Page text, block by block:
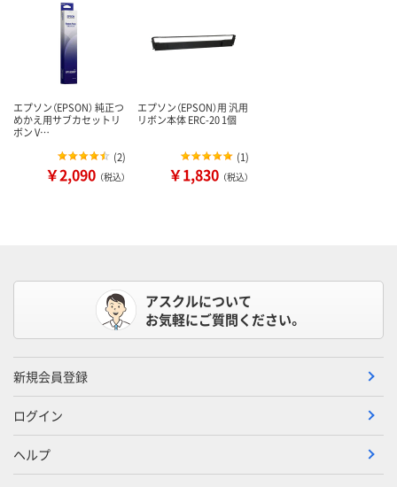
エプソン（EPSON） 純正つ
めかえ用サブカセットリ
ボン V…
(2)
￥2,090 （税込）
エプソン（EPSON）用 汎用
リボン本体 ERC-20 1個
(1)
￥1,830 （税込）
アスクルについて
お気軽にご質問ください。
新規会員登録
ログイン
ヘルプ